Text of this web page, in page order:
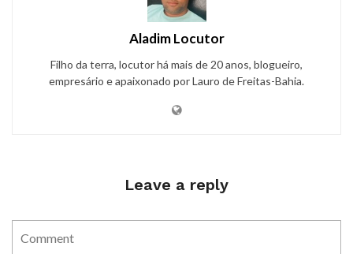
Aladim Locutor
Filho da terra, locutor há mais de 20 anos, blogueiro,
empresário e apaixonado por Lauro de Freitas-Bahia.
Leave a reply